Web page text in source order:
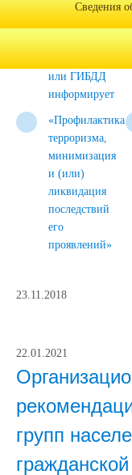
или ГИБДД
информирует
«Профилактика
терроризма,
минимизация
и (или)
ликвидация
последствий
его
проявлений»
23.11.2018
22.01.2021
групп
Сведения